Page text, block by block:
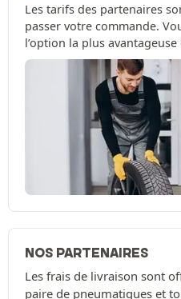
Les tarifs des partenaires
passer votre commande.
l’option la plus
NOS PARTENAIRES
Les frais de livraison sont
paire de pneumatiques et